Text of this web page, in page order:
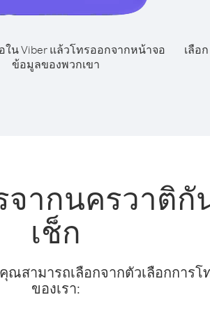
ใน Viber แล้วโทรออกจากหน้าจอ
ข้อมูลของพวกเขา
เลือ
จากนครวาติ
เช็ก
สามารถเลือกจากตัวเลือกการ
ของเรา: